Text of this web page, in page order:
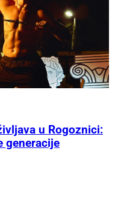
u Rogoznici:
generacije